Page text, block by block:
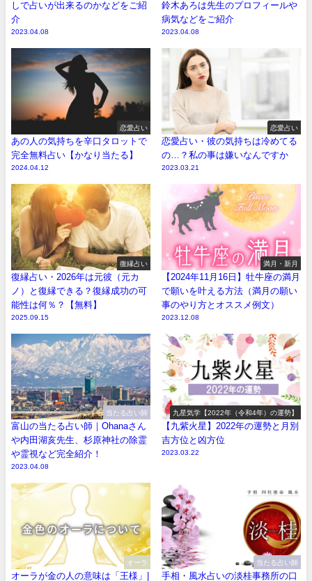
しで占いが出来るのかなどをご紹
介
2023.04.08
鈴木あろは先生のプロフィールや
病気などをご紹介
2023.04.08
恋愛占い
あの人の気持ちを辛口タロットで
完全無料占い【かなり当たる】
2024.04.12
恋愛占い
恋愛占い・彼の気持ちは冷めてる
の…？私の事は嫌いなんですか
2023.03.21
復縁占い
復縁占い・2026年は元彼（元カ
ノ）と復縁できる？復縁成功の可
能性は何％？【無料】
2025.09.15
満月・新月
【2024年11月16日】牡牛座の満月
で願いを叶える方法（満月の願い
事のやり方とオススメ例文）
2023.12.08
当たる占い師
富山の当たる占い師｜Ohanaさん
や内田湖亥先生、杉原神社の除霊
や霊視など完全紹介！
2023.04.08
九星気学【2022年（令和4年）の運勢】
【九紫火星】2022年の運勢と月別
吉方位と凶方位
2023.03.22
オーラ
オーラが金の人の意味は「王様」|
当たる占い師
手相・風水占いの淡桂事務所の口